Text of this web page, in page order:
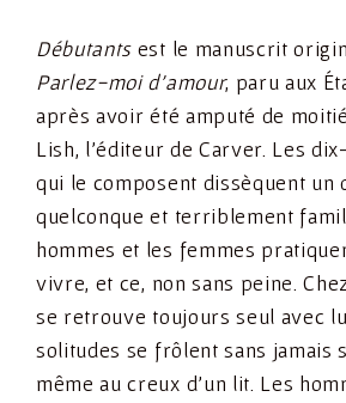
Débutants est le manuscrit
Parlez-moi d’amour, paru aux
après avoir été amputé de
Lish, l’éditeur de Carver. Les
qui le composent dissèquent un
quelconque et terriblement
hommes et les femmes
vivre, et ce, non sans peine.
se retrouve toujours seul avec
solitudes se frôlent sans jamais
même au creux d’un lit. Les